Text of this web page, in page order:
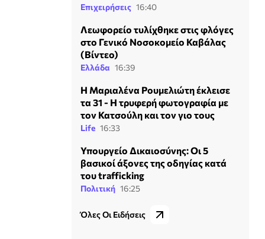
Επιχειρήσεις 16:40
Λεωφορείο τυλίχθηκε στις φλόγες
στο Γενικό Νοσοκομείο Καβάλας
(Βίντεο)
Ελλάδα 16:39
Η Μαριαλένα Ρουμελιώτη έκλεισε
τα 31 - Η τρυφερή φωτογραφία με
τον Κατσούλη και τον γιο τους
Life 16:33
Υπουργείο Δικαιοσύνης: Οι 5
βασικοί άξονες της οδηγίας κατά
του trafficking
Πολιτική 16:25
Όλες Οι Ειδήσεις